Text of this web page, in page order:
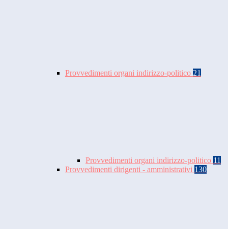
Provvedimenti organi indirizzo-politico 21
Provvedimenti organi indirizzo-politico 11
Provvedimenti dirigenti - amministrativi 130